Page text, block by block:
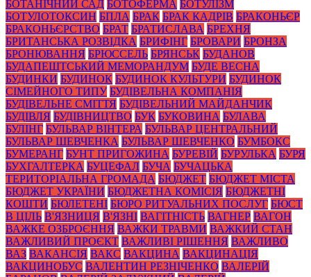
БОТАНІЧНИЙ САД БОТОФЕРМА БОТУЛІЗМ
БОТУЛОТОКСИН БПЛА БРАК БРАК КАДРІВ БРАКОНЬЄР
БРАКОНЬЄРСТВО БРАТ БРАТИСЛАВА БРЕХНЯ
БРИТАНСЬКА РОЗВІДКА БРИФІНГ БРОВАРИ БРОНЗА
БРОНЮВАННЯ БРЮССЕЛЬ БРЯНСЬК БУДАНОВ
БУДАПЕШТСЬКИЙ МЕМОРАНДУМ БУДЕ ВЕСНА
БУДИНКИ БУДИНОК БУДИНОК КУЛЬТУРИ БУДИНОК
СІМЕЙНОГО ТИПУ БУДІВЕЛЬНА КОМПАНІЯ
БУДІВЕЛЬНЕ СМІТТЯ БУДІВЕЛЬНИЙ МАЙДАНЧИК
БУДІВЛЯ БУДІВНИЦТВО БУК БУКОВИНА БУЛАВА
БУЛІНГ БУЛЬВАР ВІНТЕРА БУЛЬВАР ЦЕНТРАЛЬНИЙ
БУЛЬВАР ШЕВЧЕНКА БУЛЬВАР ШЕВЧЕНКО БУМБОКС
БУМЕРАНГ БУНТ ПРИГОЖИНА БУРЕВІЙ БУРУЛЬКА БУРЯ
БУХГАЛТЕРКА БУЦЕФАЛ БУЧА БУЧАЦЬКА
ТЕРИТОРІАЛЬНА ГРОМАДА БЮДЖЕТ БЮДЖЕТ МІСТА
БЮДЖЕТ УКРАЇНИ БЮДЖЕТНА КОМІСІЯ БЮДЖЕТНІ
КОШТИ БЮЛЕТЕНІ БЮРО РИТУАЛЬНИХ ПОСЛУГ БЮСТ
В ЦІЛЬ В'ЯЗНИЦЯ В'ЯЗНІ ВАГІТНІСТЬ ВАГНЕР ВАГОН
ВАЖКЕ ОЗБРОЄННЯ ВАЖКИ ТРАВМИ ВАЖКИЙ СТАН
ВАЖЛИВИЙ ПРОЄКТ ВАЖЛИВІ РІШЕННЯ ВАЖЛИВО
ВАЗ ВАКАНСІЯ ВАКС ВАКЦИНА ВАКЦИНАЦІЯ
ВАКЦИНОБУС ВАЛЕНТИН РЕЗНІЧЕНКО ВАЛЕРІЙ